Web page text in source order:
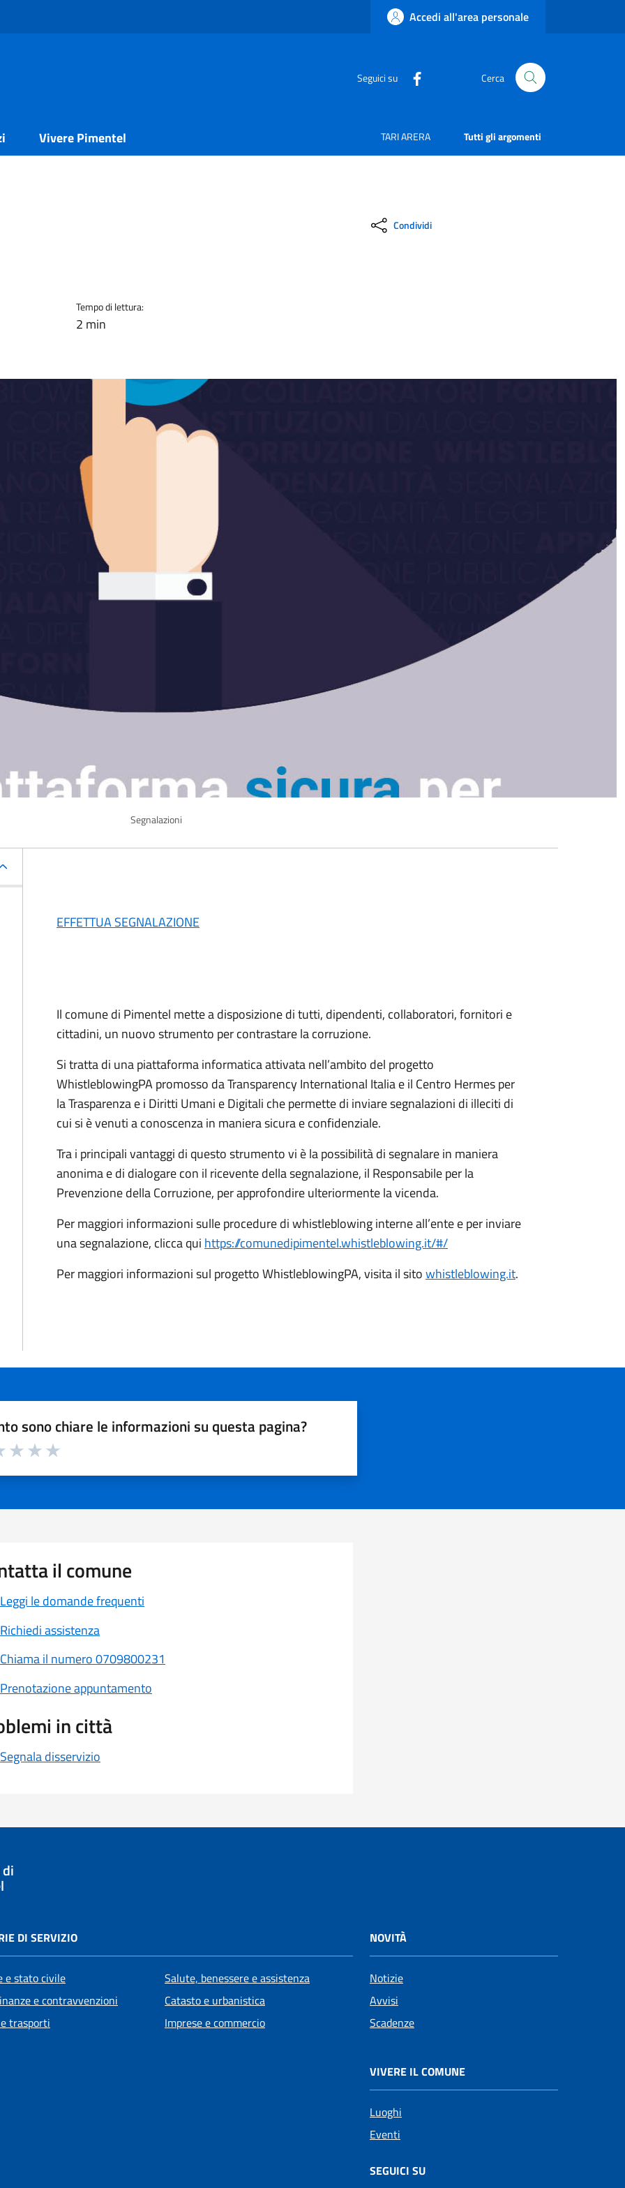
Accedi all'area personale
Seguici su Cerca
Vivere Pimentel TARI ARERA Tutti gli argomenti
Tempo di lettura:
2 min
Condividi
Segnalazioni
EFFETTUA SEGNALAZIONE
Il comune di Pimentel mette a disposizione di tutti, dipendenti, collaboratori, fornitori e
cittadini, un nuovo strumento per contrastare la corruzione.
Si tratta di una piattaforma informatica attivata nell’ambito del progetto
WhistleblowingPA promosso da Transparency International Italia e il Centro Hermes per
la Trasparenza e i Diritti Umani e Digitali che permette di inviare segnalazioni di illeciti di
cui si è venuti a conoscenza in maniera sicura e confidenziale.
Tra i principali vantaggi di questo strumento vi è la possibilità di segnalare in maniera
anonima e di dialogare con il ricevente della segnalazione, il Responsabile per la
Prevenzione della Corruzione, per approfondire ulteriormente la vicenda.
Per maggiori informazioni sulle procedure di whistleblowing interne all’ente e per inviare
una segnalazione, clicca qui https://comunedipimentel.whistleblowing.it/#/
Per maggiori informazioni sul progetto WhistleblowingPA, visita il sitowhistleblowing.it.
sono chiare le informazioni su questa pagina?
1 a 5 stelle la pagina
il comune
Leggi le domande frequenti
Richiedi assistenza
Chiama il numero 0709800231
Prenotazione appuntamento
in città
Segnala disservizio
DI SERVIZIO
e stato civile
e contravvenzioni
trasporti
Salute, benessere e assistenza
Catasto e urbanistica
Imprese e commercio
NOVITÀ
Notizie
Avvisi
Scadenze
VIVERE IL COMUNE
Luoghi
Eventi
SEGUICI SU